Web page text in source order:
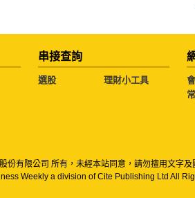
選股
Weekly a division of Cite Publishing Ltd All